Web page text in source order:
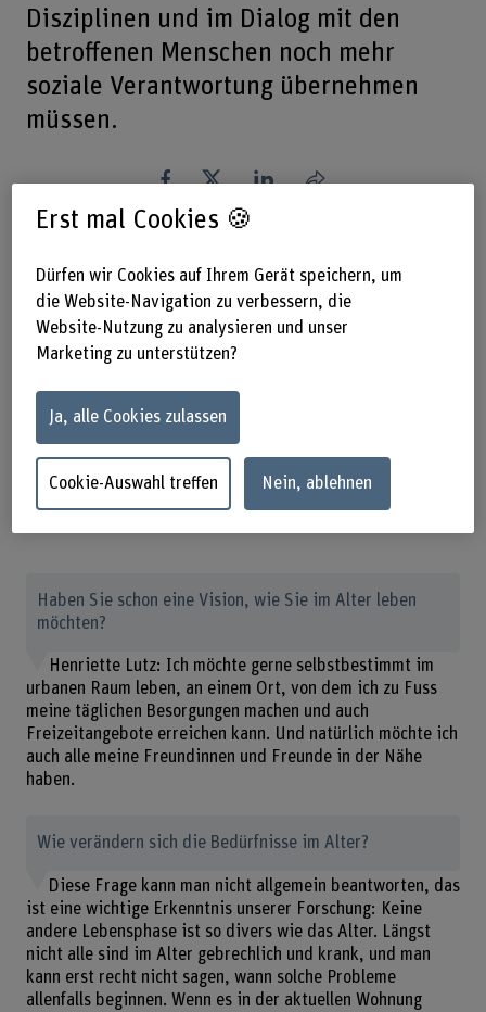
Disziplinen und im Dialog mit den
betroffenen Menschen noch mehr
soziale Verantwortung übernehmen
müssen.
Teilen
Das Wichtigste in Kürze
In der Schweiz fehlt es an altersgerechtem,
bezahlbarem Wohnraum.
selbstbestimmtes Leben im Alter fördern.
Im Rahmen des Themenfelds «Caring Society»
der BFH sollen Architekt*innen im Dialog mit
Betroffenen noch mehr soziale Verantwortung
übernehmen.
Haben Sie schon eine Vision, wie Sie im Alter leben
möchten?
Henriette Lutz: Ich möchte gerne selbstbestimmt im
urbanen Raum leben, an einem Ort, von dem ich zu Fuss
meine täglichen Besorgungen machen und auch
Freizeitangebote erreichen kann. Und natürlich möchte ich
auch alle meine Freundinnen und Freunde in der Nähe
haben.
Wie verändern sich die Bedürfnisse im Alter?
Diese Frage kann man nicht allgemein beantworten, das
ist eine wichtige Erkenntnis unserer Forschung: Keine
andere Lebensphase ist so divers wie das Alter. Längst
nicht alle sind im Alter gebrechlich und krank, und man
kann erst recht nicht sagen, wann solche Probleme
allenfalls beginnen. Wenn es in der aktuellen Wohnung
Erst mal Cookies 🍪
Dürfen wir Cookies auf Ihrem Gerät speichern, um
die Website-Navigation zu verbessern, die
Website-Nutzung zu analysieren und unser
Marketing zu unterstützen?
Ja, alle Cookies zulassen
Cookie-Auswahl treffen Nein, ablehnen